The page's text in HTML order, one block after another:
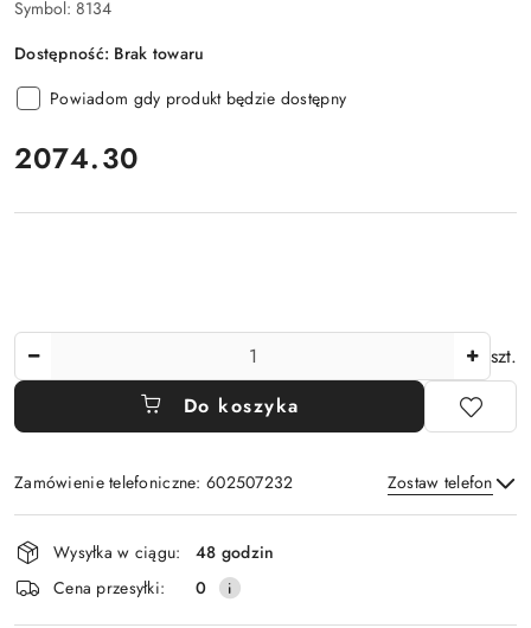
Symbol: 8134
Dostępność: Brak towaru
Powiadom gdy produkt będzie dostępny
cena:
2074.30
szt.
Do koszyka
Zamówienie telefoniczne: 602507232 Zostaw telefon
Wyślij
Dostępność
i
dostawa
Wysyłka w ciągu:
48 godzin
Cena przesyłki:
0